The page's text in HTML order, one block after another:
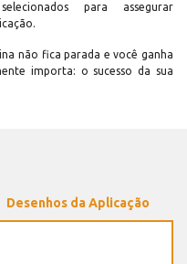
para assegurar
não fica parada e você ganha
importa: o sucesso da sua
Desenhos da Aplicação